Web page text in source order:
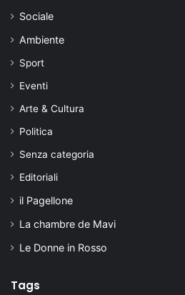
Sociale
Ambiente
Sport
Eventi
Arte & Cultura
Politica
Senza categoria
Editoriali
il Pagellone
La chambre de Mavi
Le Donne in Rosso
Tags